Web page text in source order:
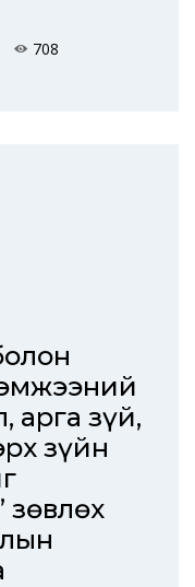
708
арга зүй,
зүйн
зөвлөх